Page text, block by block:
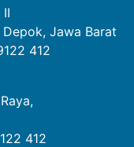
Jawa Barat
412
412